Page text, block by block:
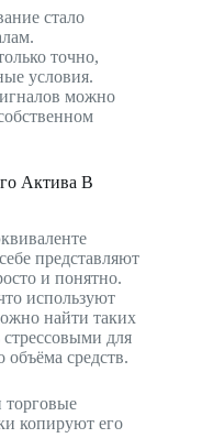
стало
точно,
условия.
можно
Актива В
представляют
и понятно.
используют
найти таких
для
средств.
торговые
копируют его